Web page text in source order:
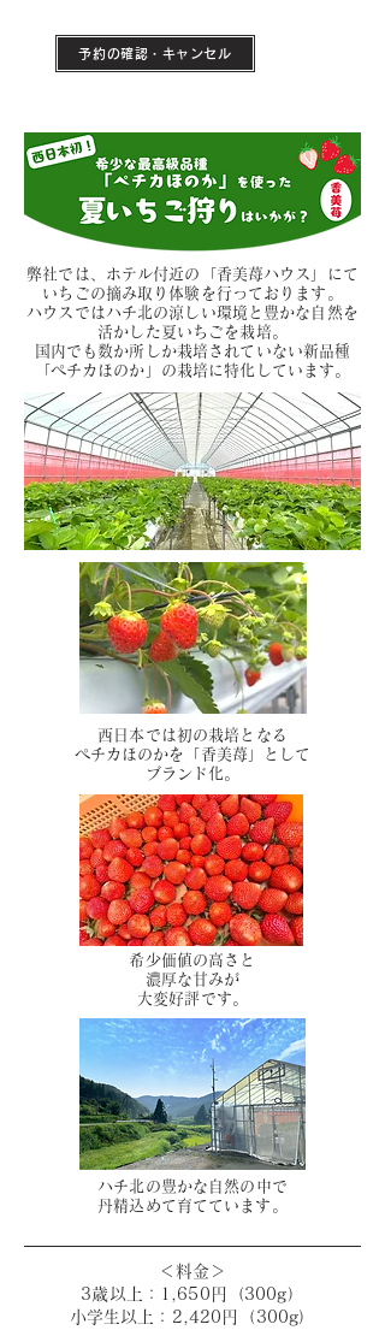
予約の確認・キャンセル
弊社では、ホテル付近の「香美苺ハウス」にて
いちごの摘み取り体験を行っております。
ハウスではハチ北の涼しい環境と豊かな自然を
活かした夏いちごを栽培。
国内でも数か所しか栽培されていない新品種
「ペチカほのか」の栽培に特化しています。
西日本では初の栽培となる
ペチカほのかを「香美苺」として
​ブランド化。
希少価値の高さと
濃厚な甘みが
大変好評です。
ハチ北の豊かな自然の中で
​丹精込めて育てています。
＜料金＞
3歳以上：1,650円（300g）
小学生以上：2,420円（300g）